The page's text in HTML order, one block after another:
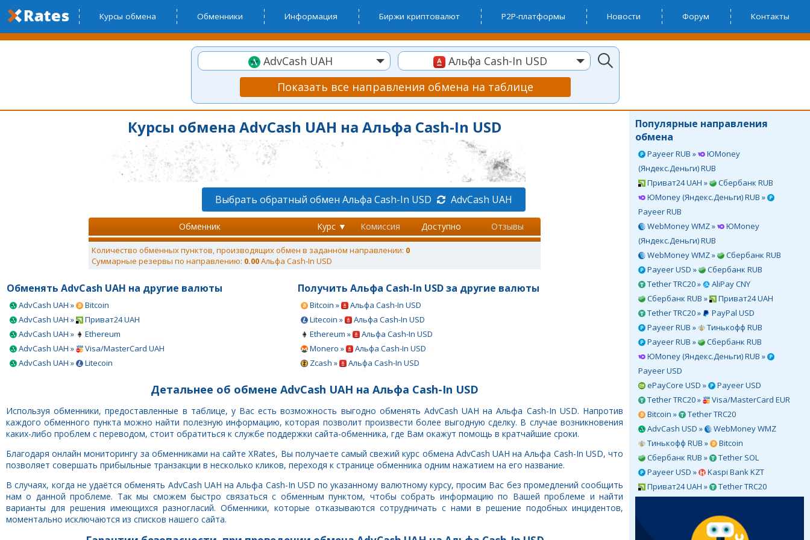
Курсы обмена Обменники Информация Биржи криптовалют P2P-платформы Новости Форум Контакты
AdvCash UAH
Альфа Cash-In USD
Показать все направления обмена на таблице
Популярные направления
обмена
Payeer RUB »
ЮMoney
(Яндекс.Деньги) RUB
Приват24 UAH »
Сбербанк RUB
ЮMoney (Яндекс.Деньги) RUB »
Payeer RUB
WebMoney WMZ »
ЮMoney
(Яндекс.Деньги) RUB
WebMoney WMZ »
Сбербанк RUB
Payeer USD »
Сбербанк RUB
Tether TRC20 »
AliPay CNY
Сбербанк RUB »
Приват24 UAH
Tether TRC20 »
PayPal USD
Payeer RUB »
Тинькофф RUB
Payeer RUB »
Сбербанк RUB
ЮMoney (Яндекс.Деньги) RUB »
Payeer USD
ePayCore USD »
Payeer USD
Tether TRC20 »
Visa/MasterCard EUR
Bitcoin »
Tether TRC20
AdvCash USD »
WebMoney WMZ
Тинькофф RUB »
Bitcoin
Сбербанк RUB »
Tether SOL
Payeer USD »
Kaspi Bank KZT
Приват24 UAH »
Tether TRC20
Курсы обмена AdvCash UAH на Альфа Cash-In USD
Выбрать обратный обмен Альфа Cash-In USD AdvCash UAH
Обменник Курс ▼ Комиссия Доступно Отзывы
Количество обменных пунктов, производящих обмен в заданном направлении: 0
Суммарные резервы по направлению: 0.00Альфа Cash-In USD
Обменять AdvCash UAH на другие валюты
AdvCash UAH »
Bitcoin
AdvCash UAH »
Приват24 UAH
AdvCash UAH »
Ethereum
AdvCash UAH »
Visa/MasterCard UAH
AdvCash UAH »
Litecoin
Получить Альфа Cash-In USD за другие валюты
Bitcoin »
Альфа Cash-In USD
Litecoin »
Альфа Cash-In USD
Ethereum »
Альфа Cash-In USD
Monero »
Альфа Cash-In USD
Zcash »
Альфа Cash-In USD
Детальнее об обмене AdvCash UAH на Альфа Cash-In USD
Используя обменники, предоставленные в таблице, у Вас есть возможность выгодно обменять AdvCash UAH на Альфа Cash-In USD. Напротив
каждого обменного пункта можно найти полезную информацию, которая позволит произвести более выгодную сделку. В случае возникновения
каких-либо проблем с переводом, стоит обратиться к службе поддержки сайта-обменника, где Вам окажут помощь в кратчайшие сроки.
Благодаря онлайн мониторингу за обменниками на сайте XRates, Вы получаете самый свежий курс обмена AdvCash UAH на Альфа Cash-In USD, что
позволяет совершать прибыльные транзакции в несколько кликов, переходя к странице обменника одним нажатием на его название.
В случаях, когда не удаётся обменять AdvCash UAH на Альфа Cash-In USD по указанному валютному курсу, просим Вас без промедлений сообщить
нам о данной проблеме. Так мы сможем быстро связаться с обменным пунктом, чтобы собрать информацию по Вашей проблеме и найти
варианты для решения имеющихся разногласий. Обменники, которые отказываются сотрудничать с нами в решение подобных инцидентов,
моментально исключаются из списков нашего сайта.